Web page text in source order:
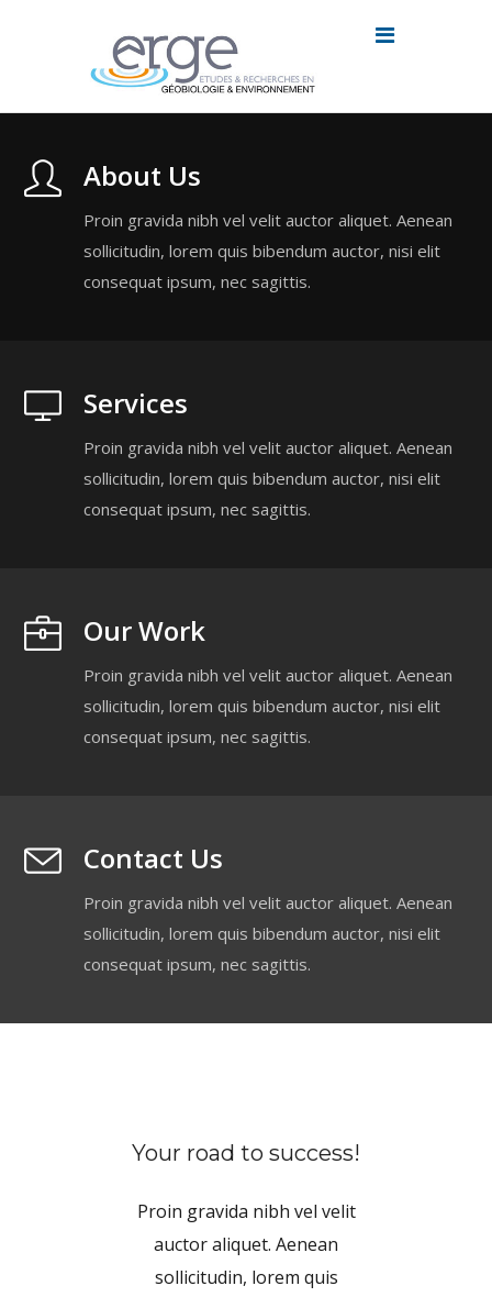
About Us
Proin gravida nibh vel velit auctor aliquet. Aenean
sollicitudin, lorem quis bibendum auctor, nisi elit
consequat ipsum, nec sagittis.
Services
Proin gravida nibh vel velit auctor aliquet. Aenean
sollicitudin, lorem quis bibendum auctor, nisi elit
consequat ipsum, nec sagittis.
Our Work
Proin gravida nibh vel velit auctor aliquet. Aenean
sollicitudin, lorem quis bibendum auctor, nisi elit
consequat ipsum, nec sagittis.
Contact Us
Proin gravida nibh vel velit auctor aliquet. Aenean
sollicitudin, lorem quis bibendum auctor, nisi elit
consequat ipsum, nec sagittis.
Your road to success!
Proin gravida nibh vel velit
auctor aliquet. Aenean
sollicitudin, lorem quis